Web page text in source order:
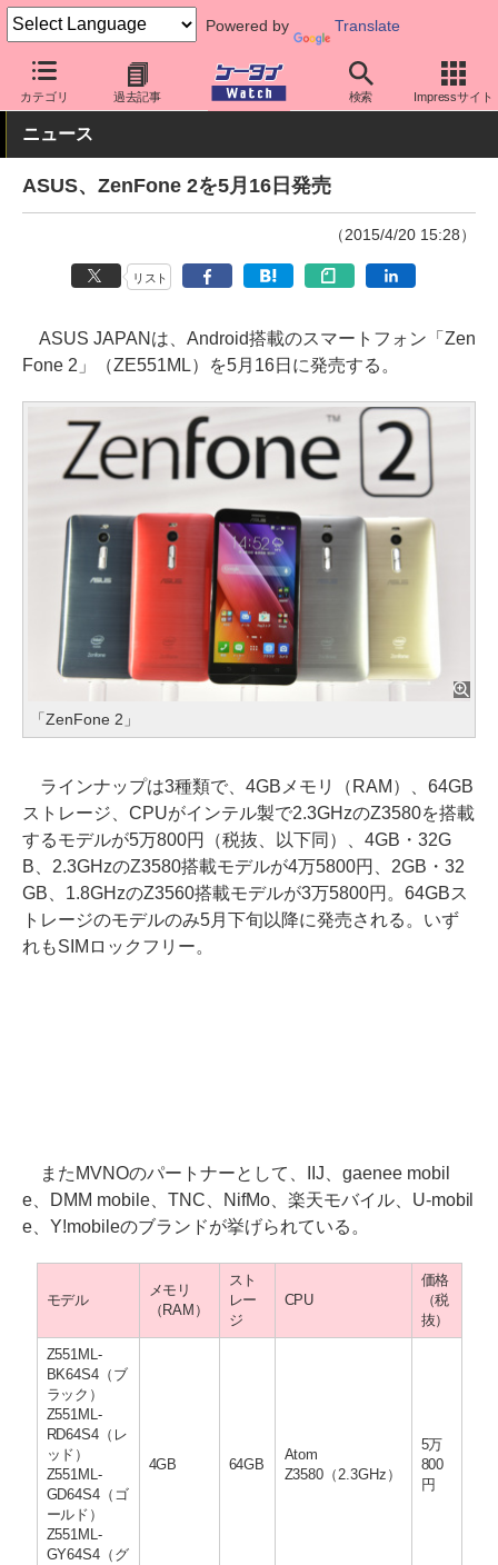
Powered by Translate
カテゴリ 過去記事 検索 Impressサイト
ケータイ Watch 格安スマホ/格安SIM 格安スマホ/SIMフリースマ
ニュース
ASUS、ZenFone 2を5月16日発売
（2015/4/20 15:28）
リスト
ASUS JAPANは、Android搭載のスマートフォン「Zen
Fone 2」（ZE551ML）を5月16日に発売する。
「ZenFone 2」
ラインナップは3種類で、4GBメモリ（RAM）、64GB
ストレージ、CPUがインテル製で2.3GHzのZ3580を搭載
するモデルが5万800円（税抜、以下同）、4GB・32G
B、2.3GHzのZ3580搭載モデルが4万5800円、2GB・32
GB、1.8GHzのZ3560搭載モデルが3万5800円。64GBス
トレージのモデルのみ5月下旬以降に発売される。いず
れもSIMロックフリー。
またMVNOのパートナーとして、IIJ、gaenee mobil
e、DMM mobile、TNC、NifMo、楽天モバイル、U-mobil
e、Y!mobileのブランドが挙げられている。
モデル
メモリ
（RAM）
スト
レー
ジ
CPU
価格
（税
抜）
Z551ML-
BK64S4（ブ
ラック）
Z551ML-
RD64S4（レ
ッド）
Z551ML-
GD64S4（ゴ
ールド）
Z551ML-
GY64S4（グ
4GB 64GB
Atom
Z3580（2.3GHz）
5万
800
円